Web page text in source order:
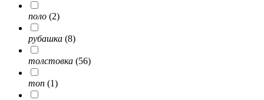
поло (2)
рубашка (8)
толстовка (56)
топ (1)